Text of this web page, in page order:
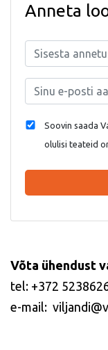
Anneta
Soovin saada
olulisi teateid
Võta ühendust
tel: +372
e-mail: